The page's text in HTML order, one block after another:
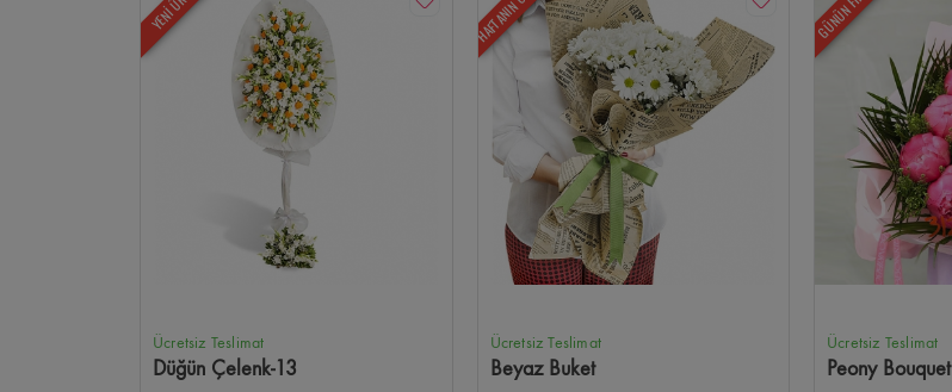
Ücretsiz Teslimat
Düğün Çelenk-13
Ücretsiz Teslimat
Beyaz Buket
Ücretsiz Teslimat
Peony Bouquet